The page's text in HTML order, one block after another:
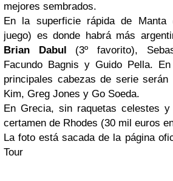
mejores sembrados.
En la superficie rápida de
juego) es donde habrá más
Brian Dabul (3º favorito),
Facundo Bagnis y Guido Pella.
principales cabezas de serie serán
Kim, Greg Jones y Go Soeda.
En Grecia, sin raquetas celestes
certamen de Rhodes (30 mil euros
La foto está sacada de la página
Tour